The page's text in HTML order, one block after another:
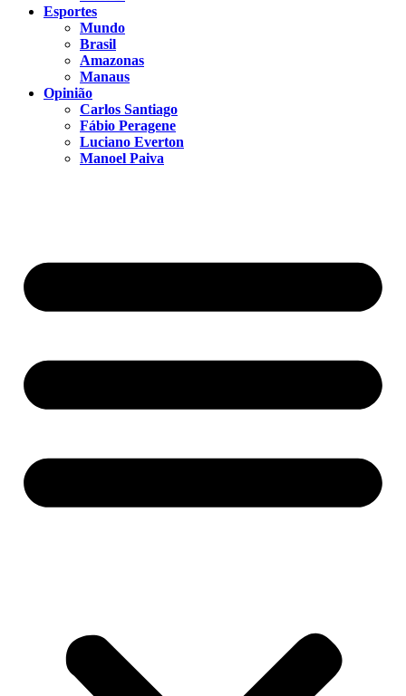
Esportes
Mundo
Brasil
Amazonas
Manaus
Opinião
Carlos Santiago
Fábio Peragene
Luciano Everton
Manoel Paiva